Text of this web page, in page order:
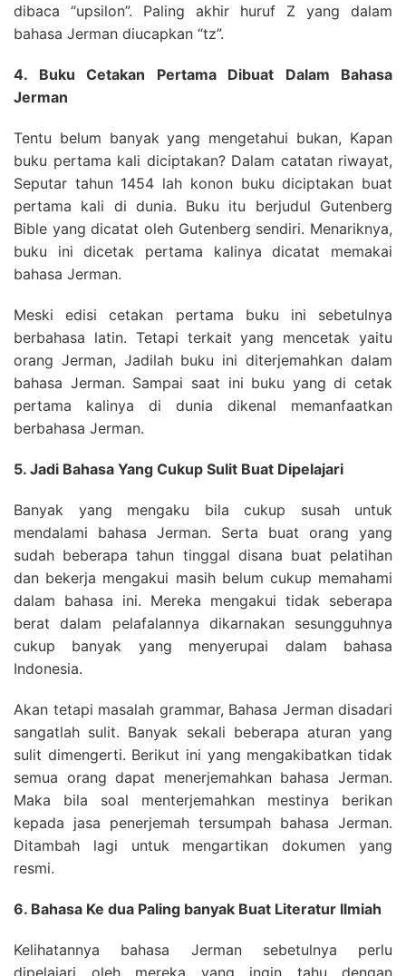
dibaca “upsilon”. Paling akhir huruf Z yang dalam
bahasa Jerman diucapkan “tz”.
4. Buku Cetakan Pertama Dibuat Dalam Bahasa
Jerman
Tentu belum banyak yang mengetahui bukan, Kapan
buku pertama kali diciptakan? Dalam catatan riwayat,
Seputar tahun 1454 lah konon buku diciptakan buat
pertama kali di dunia. Buku itu berjudul Gutenberg
Bible yang dicatat oleh Gutenberg sendiri. Menariknya,
buku ini dicetak pertama kalinya dicatat memakai
bahasa Jerman.
Meski edisi cetakan pertama buku ini sebetulnya
berbahasa latin. Tetapi terkait yang mencetak yaitu
orang Jerman, Jadilah buku ini diterjemahkan dalam
bahasa Jerman. Sampai saat ini buku yang di cetak
pertama kalinya di dunia dikenal memanfaatkan
berbahasa Jerman.
5. Jadi Bahasa Yang Cukup Sulit Buat Dipelajari
Banyak yang mengaku bila cukup susah untuk
mendalami bahasa Jerman. Serta buat orang yang
sudah beberapa tahun tinggal disana buat pelatihan
dan bekerja mengakui masih belum cukup memahami
dalam bahasa ini. Mereka mengakui tidak seberapa
berat dalam pelafalannya dikarnakan sesungguhnya
cukup banyak yang menyerupai dalam bahasa
Indonesia.
Akan tetapi masalah grammar, Bahasa Jerman disadari
sangatlah sulit. Banyak sekali beberapa aturan yang
sulit dimengerti. Berikut ini yang mengakibatkan tidak
semua orang dapat menerjemahkan bahasa Jerman.
Maka bila soal menterjemahkan mestinya berikan
kepada jasa penerjemah tersumpah bahasa Jerman.
Ditambah lagi untuk mengartikan dokumen yang
resmi.
6. Bahasa Ke dua Paling banyak Buat Literatur Ilmiah
Kelihatannya bahasa Jerman sebetulnya perlu
dipelajari oleh mereka yang ingin tahu dengan